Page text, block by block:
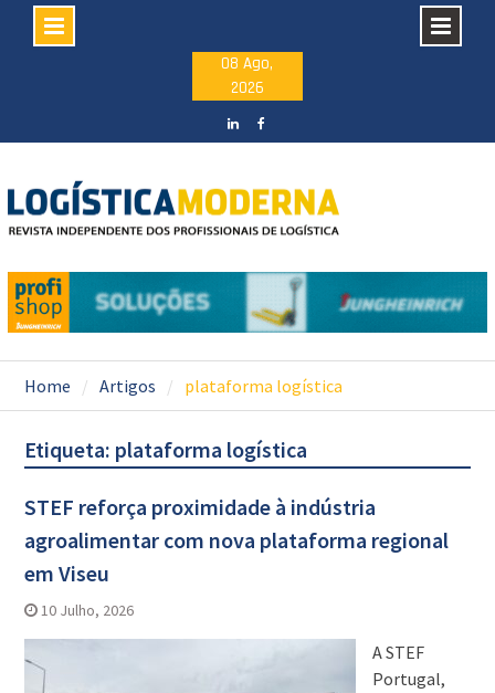
08 Ago,
2026
Home Artigos plataforma logística
Etiqueta: plataforma logística
STEF reforça proximidade à indústria
agroalimentar com nova plataforma regional
em Viseu
10 Julho, 2026
A STEF
Portugal,